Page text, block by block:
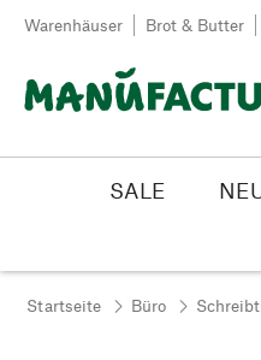
Zum Inhalt springen
Warenhäuser Brot & Butter
SALE
Startseite Büro